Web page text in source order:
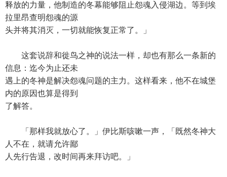
释放的力量，他制造的冬幕能够阻止怨魂入侵湖边。等到埃
拉里昂查明怨魂的源
头并将其消灭，一切就能恢复正常了。」
这套说辞和徙鸟之神的说法一样，却也有那么一条新的
信息：迄今为止还未
遇上的冬神是解决怨魂问题的主力。这样看来，他不在城堡
内的原因也算是得到
了解答。
「那样我就放心了。」伊比斯咳嗽一声，「既然冬神大
人不在，就请允许鄙
人先行告退，改时间再来拜访吧。」